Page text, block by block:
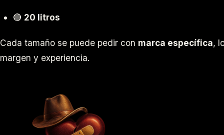
🔴 20 litros
Cada tamaño se puede pedir con marca específica,
margen y experiencia.